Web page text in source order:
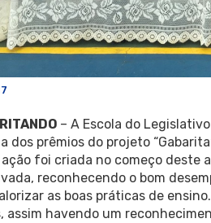
– A Escola do
dos prêmios do projeto
ação foi criada no começo
reconhecendo o bom
as boas práticas de
assim havendo um